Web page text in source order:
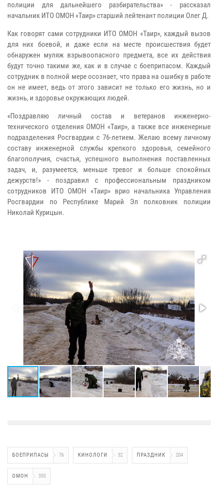
полиции для дальнейшего разбирательства» - рассказал
начальник ИТО ОМОН «Таир» старший лейтенант полиции Олег Д.
Как говорят сами сотрудники ИТО ОМОН «Таир», каждый вызов
для них боевой, и даже если на месте происшествия будет
обнаружен муляж взрывоопасного предмета, все их действия
будут точно такими же, как и в случае с боеприпасом. Каждый
сотрудник в полной мере осознает, что права на ошибку в работе
он не имеет, ведь от этого зависит не только его жизнь, но и
жизнь, и здоровье окружающих людей.
«Поздравляю личный состав и ветеранов инженерно-
технического отделения ОМОН «Таир», а также все инженерные
подразделения Росгвардии с 76-летием. Желаю всему личному
составу инженерной службы крепкого здоровья, семейного
благополучия, счастья, успешного выполнения поставленных
задач, и, разумеется, меньше тревог и больше спокойных
дежурств!» - поздравил с профессиональным праздником
сотрудников ИТО ОМОН «Таир» врио начальника Управления
Росгвардии по Республике Марий Эл полковник полиции
Николай Курицын.
БОЕПРИПАСЫ 76 КИНОЛОГИ 32 ПРАЗДНИК 204
ОМОН 355